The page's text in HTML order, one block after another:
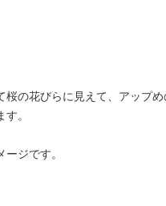
の花びらに見えて、アップめ
。
ジです。